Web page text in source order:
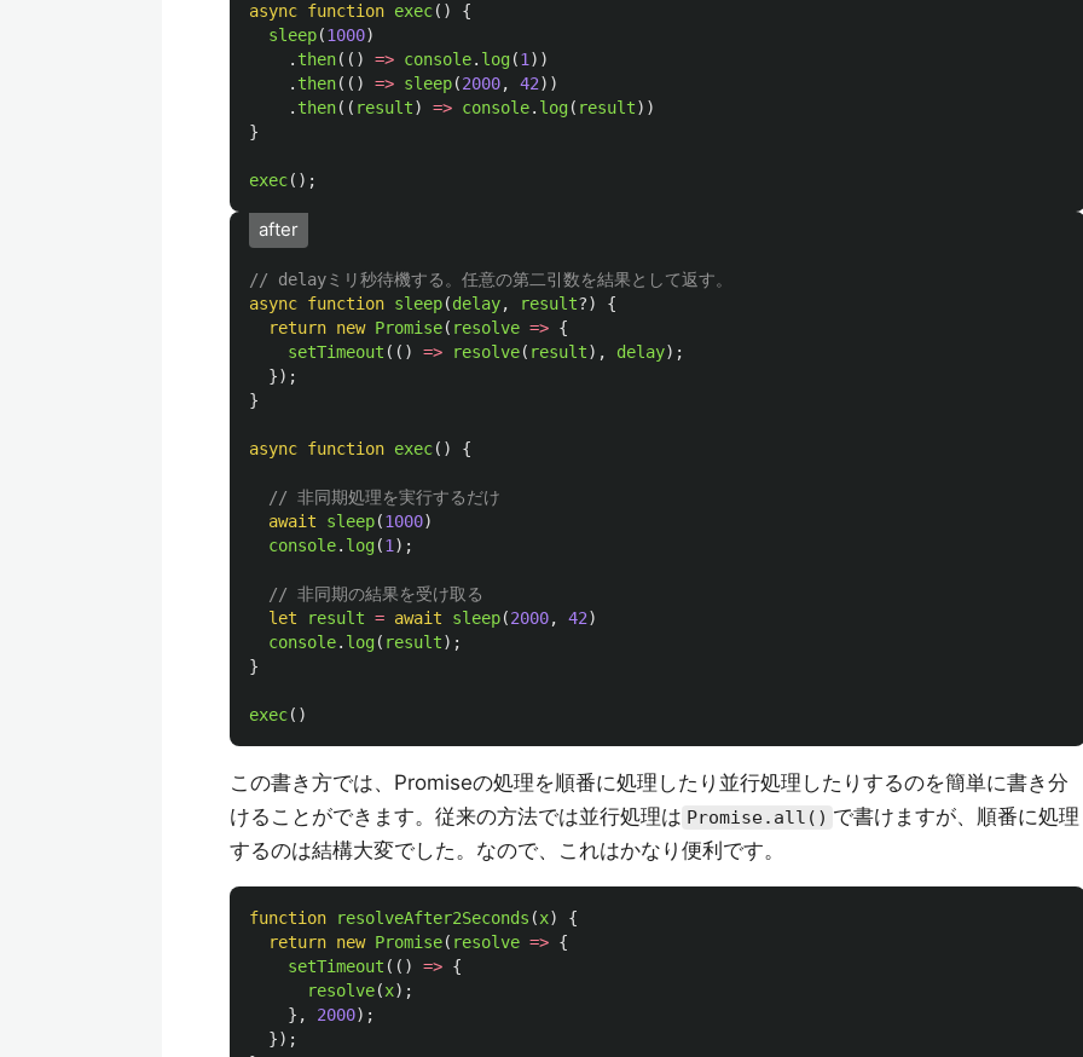
async function exec()
{
sleep(1000)
. then(() => console. log(1 ))
. then(() => sleep(2000, 42))
. then(( result) => console. log( result))
}
exec();
after
// delayミリ秒待機する。任意の第二引数を結果として返す。
async function sleep(delay, result?)
{
return new Promise( resolve => {
setTimeout (() => resolve( result), delay);
});
}
async function exec() {
// 非同期処理を実行するだけ
await
sleep(1000)
console. log(1 );
// 非同期の結果を受け取る
let
result = await sleep(2000, 42)
console. log( result);
}
exec()
この書き方では、Promiseの処理を順番に処理したり並行処理したりするのを簡単に書き分
けることができます。従来の方法では並行処理は Promise.all() で書けますが、順番に処理
するのは結構大変でした。なので、これはかなり便利です。
function resolveAfter2Seconds (x)
{
return new Promise( resolve => {
setTimeout (() => {
resolve(x);
},
2000);
});